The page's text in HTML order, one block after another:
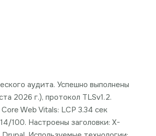
аудита. Успешно выполнены
2026 г.), протокол TLSv1.2.
Web Vitals: LCP 3.34 сек
100. Настроены заголовки: X-